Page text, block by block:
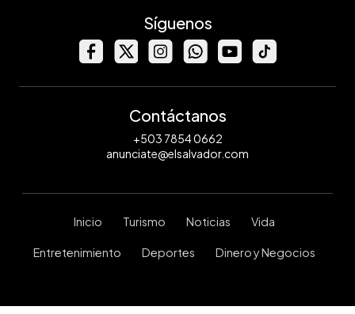
Síguenos
Contáctanos
+503 7854 0662
anunciate@elsalvador.com
Inicio Turismo Noticias Vida
Entretenimiento Deportes Dinero y Negocios